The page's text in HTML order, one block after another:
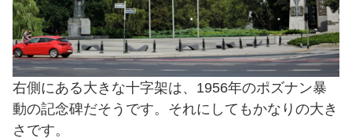
右側にある大きな十字架は、1956年のポズナン暴
動の記念碑だそうです。それにしてもかなりの大き
さです。